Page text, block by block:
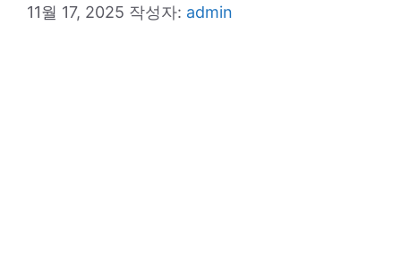
11월 17, 2025 작성자: admin